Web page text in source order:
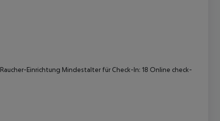
Einrichtung Mindestalter für Check-In: 18 Online check-